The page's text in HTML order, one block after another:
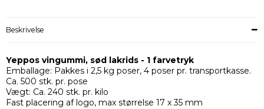
Beskrivelse
Yeppos vingummi, sød lakrids - 1 farvetryk
Emballage: Pakkes i 2,5 kg poser, 4 poser pr. transportkasse.
Ca. 500 stk. pr. pose
Vægt: Ca. 240 stk. pr. kilo
Fast placering af logo, max størrelse 17 x 35 mm